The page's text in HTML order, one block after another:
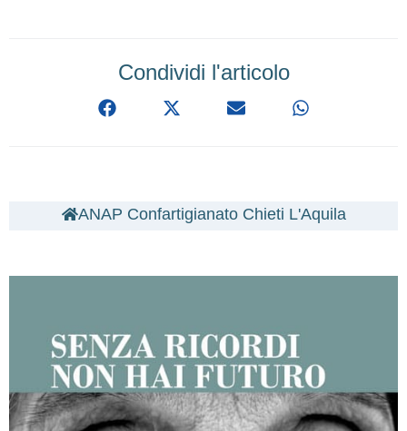
Condividi l'articolo
ANAP Confartigianato Chieti L'Aquila